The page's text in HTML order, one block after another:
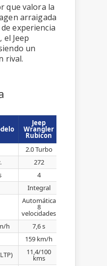
que valora la
arraigada
experiencia
Jeep
un
rival.
Jeep
Wrangler
Rubicon
2.0 Turbo
272
4
Integral
Automática
8
velocidades
h
7,6 s
159 km/h
11,4/100
kms